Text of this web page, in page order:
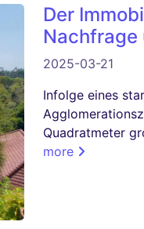
Der
Nachfrage
2025-03-21
Infolge eines
Quadratmeter
more